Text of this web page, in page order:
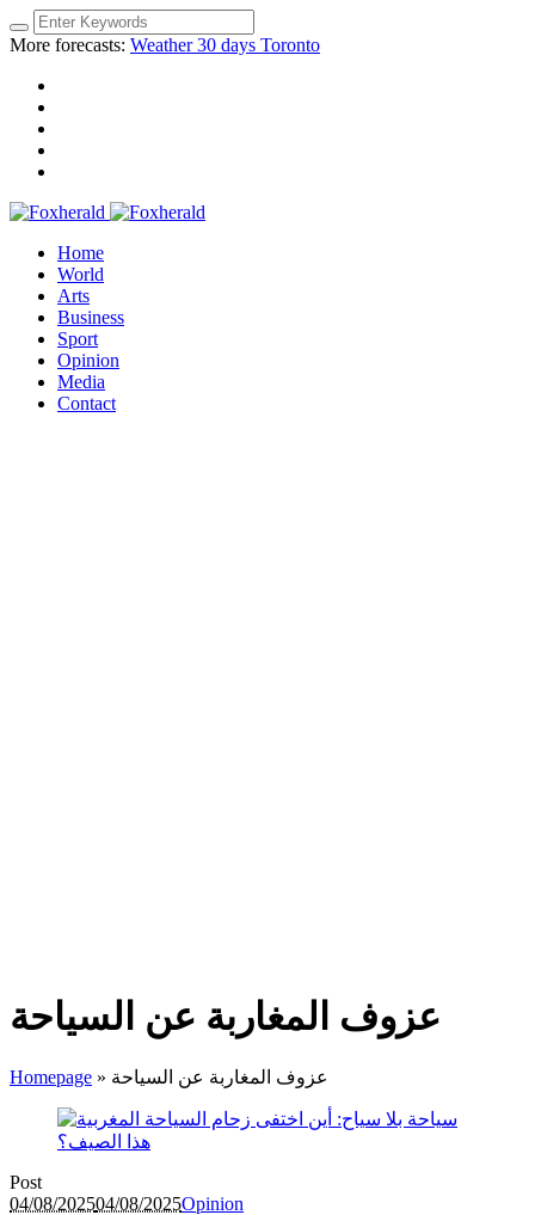
More forecasts: Weather 30 days Toronto
Home
World
Arts
Business
Sport
Opinion
Media
Contact
عزوف المغاربة عن السياحة
Homepage » عزوف المغاربة عن السياحة
Post
04/08/202504/08/2025Opinion